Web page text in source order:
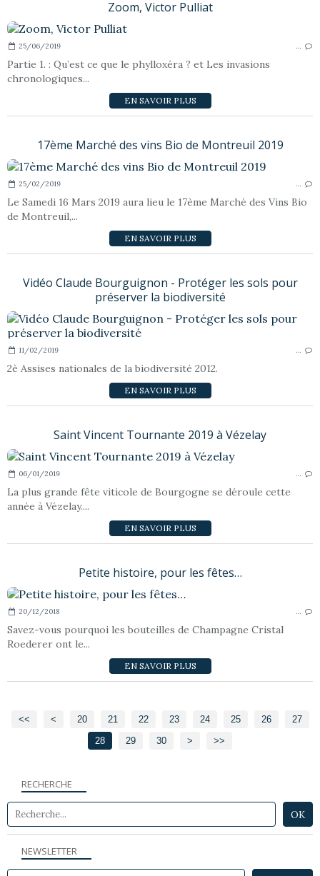
Zoom, Victor Pulliat
25/06/2019 …
Partie 1. : Qu’est ce que le phylloxéra ? et Les invasions
chronologiques...
EN SAVOIR PLUS
17ème Marché des vins Bio de Montreuil 2019
25/02/2019 …
Le Samedi 16 Mars 2019 aura lieu le 17ème Marché des Vins Bio
de Montreuil,...
EN SAVOIR PLUS
Vidéo Claude Bourguignon - Protéger les sols pour
préserver la biodiversité
11/02/2019 …
2è Assises nationales de la biodiversité 2012.
EN SAVOIR PLUS
Saint Vincent Tournante 2019 à Vézelay
06/01/2019 …
La plus grande fête viticole de Bourgogne se déroule cette
année à Vézelay....
EN SAVOIR PLUS
Petite histoire, pour les fêtes…
20/12/2018 …
Savez-vous pourquoi les bouteilles de Champagne Cristal
Roederer ont le...
EN SAVOIR PLUS
<< < 10
20 21 22 23 24 25 26
27
28
29 30 40
50
60
> >>
NEWSLETTER
RECHERCHE